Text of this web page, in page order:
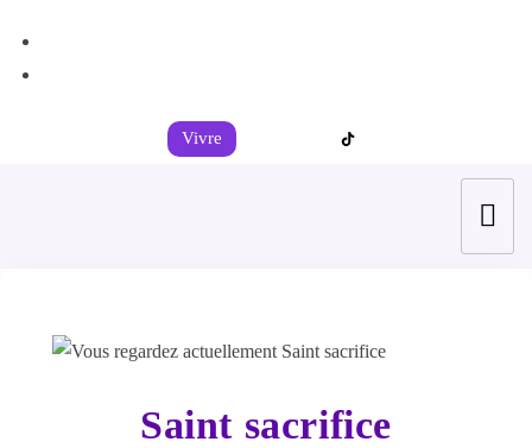
Vivre
Saint sacrifice